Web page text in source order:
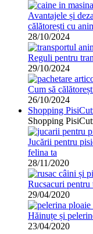
Avantajele și
călătorești cu
28/10/2024
Reguli pentru
29/10/2024
Cum să
26/10/2024
Shopping
Shopping
Jucării pentru
felina ta
28/11/2020
Rucsacuri
29/04/2020
Hăinuțe și
23/04/2020